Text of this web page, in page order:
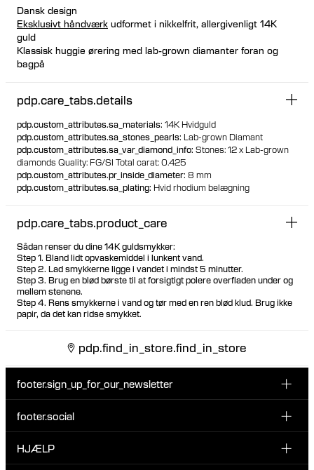
Dansk design
Eksklusivt håndværk udformet i nikkelfrit, allergivenligt 14K
guld
Klassisk huggie ørering med lab-grown diamanter foran og
bagpå
Kan købes enkeltvis eller som et par
pdp.care_tabs.details
pdp.custom_attributes.sa_materials: 14K Hvidguld
pdp.custom_attributes.sa_stones_pearls: Lab-grown Diamant
pdp.custom_attributes.sa_var_diamond_info: Stones: 12 x Lab-grown
diamonds Quality: FG/SI Total carat: 0.425
pdp.custom_attributes.pr_inside_diameter: 8 mm
pdp.custom_attributes.sa_plating: Hvid rhodium belægning
pdp.care_tabs.product_care
Sådan renser du dine 14K guldsmykker:
Step 1. Bland lidt opvaskemiddel i lunkent vand.
Step 2. Lad smykkerne ligge i vandet i mindst 5 minutter.
Step 3. Brug en blød børste til at forsigtigt polere overfladen under og
mellem stenene.
Step 4. Rens smykkerne i vand og tør med en ren blød klud. Brug ikke
papir, da det kan ridse smykket.
pdp.find_in_store.find_in_store
footer.sign_up_for_our_newsletter
Tilmeld dig vores nyhedsbrev og vær den første til at blive
footer.social
INSTAGRAM
HJÆLP